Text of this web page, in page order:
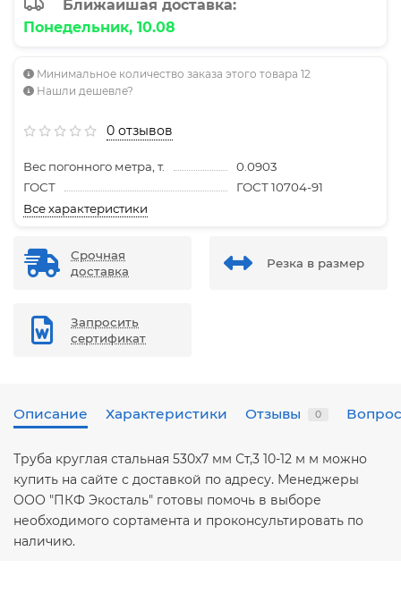
Ближайшая доставка:
Понедельник, 10.08
Минимальное количество заказа этого товара 12
Нашли дешевле?
0 отзывов
Вес погонного метра, т.
0.0903
ГОСТ
ГОСТ 10704-91
Все характеристики
Срочная
доставка
Резка в размер
Запросить
сертификат
Описание Характеристики Отзывы 0
Труба круглая стальная 530х7 мм Ст,3 10-12 м м можно
купить на сайте с доставкой по адресу. Менеджеры
ООО "ПКФ Экосталь" готовы помочь в выборе
необходимого сортамента и проконсультировать по
наличию.